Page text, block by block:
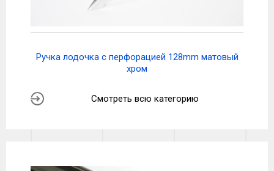
Ручка лодочка с перфорацией 128mm матовый
хром
Смотреть всю категорию